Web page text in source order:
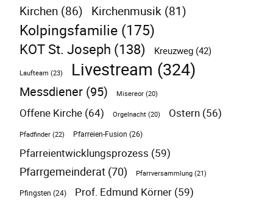
Kirchen (86) Kirchenmusik (81)
Kolpingsfamilie (175)
KOT St. Joseph (138) Kreuzweg (42)
Laufteam (23) Livestream (324)
Messdiener (95) Misereor (20)
Offene Kirche (64) Orgelnacht (20) Ostern (56)
Pfadfinder (22) Pfarreien-Fusion (26)
Pfarreientwicklungsprozess (59)
Pfarrgemeinderat (70) Pfarrversammlung (21)
Pfingsten (24) Prof. Edmund Körner (59)